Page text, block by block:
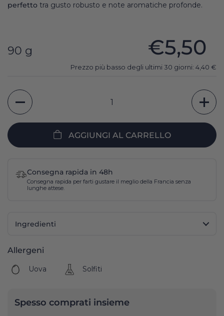
perfetto tra gusto robusto e note aromatiche profonde.
90 g €5,50
Prezzo più basso degli ultimi 30 giorni: 4,40 €
Quantità
AGGIUNGI AL CARRELLO
Consegna rapida in 48h
Consegna rapida per farti gustare il meglio della Francia senza
lunghe attese.
Ingredienti
Allergeni
Uova Solfiti
Spesso comprati insieme